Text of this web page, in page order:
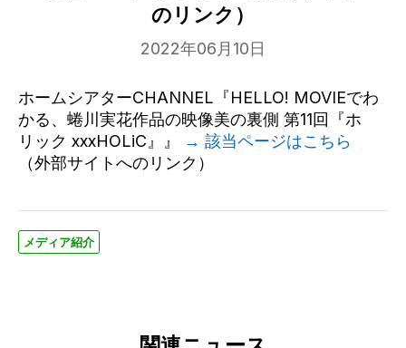
のリンク）
2022年06月10日
ホームシアターCHANNEL『HELLO! MOVIEでわ
かる、蜷川実花作品の映像美の裏側 第11回『ホ
リック xxxHOLiC』』
→ 該当ページはこちら
（外部サイトへのリンク）
メディア紹介